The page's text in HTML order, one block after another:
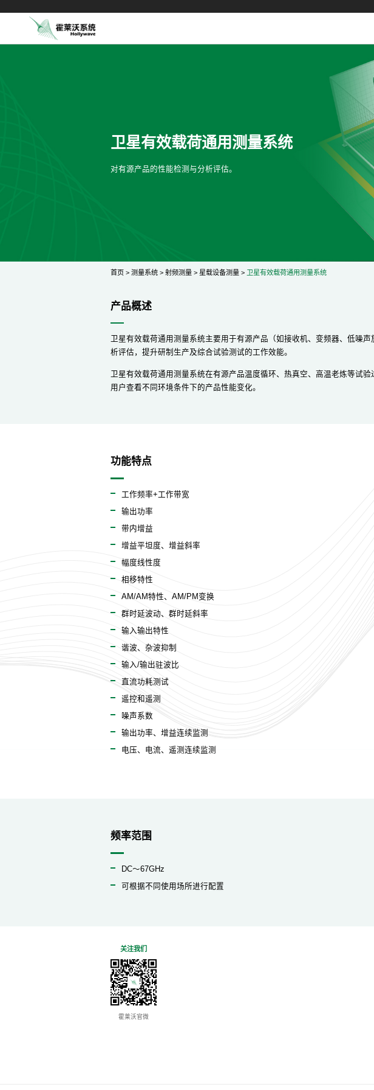
卫星有效载荷通用测量系统
对有源产品的性能检测与分析评估。
首页> 测量系统> 射频测量> 星载设备测量> 卫星有效载荷通用测量系统
产品概述
卫星有效载荷通用测量系统主要用于有源产品（如接收机、变频器、低噪
析评估，提升研制生产及综合试验测试的工作效能。
卫星有效载荷通用测量系统在有源产品温度循环、热真空、高温老炼等试
用户查看不同环境条件下的产品性能变化。
功能特点
工作频率+工作带宽
输出功率
带内增益
增益平坦度、增益斜率
幅度线性度
相移特性
AM/AM特性、AM/PM变换
群时延波动、群时延斜率
输入输出特性
谐波、杂波抑制
输入/输出驻波比
直流功耗测试
遥控和遥测
噪声系数
输出功率、增益连续监测
电压、电流、遥测连续监测
频率范围
DC～67GHz
可根据不同使用场所进行配置
关注我们
霍莱沃官微